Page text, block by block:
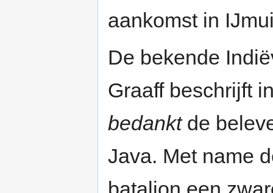
aankomst in
De bekende
Graaff beschrijft
bedanktde
Java. Met name